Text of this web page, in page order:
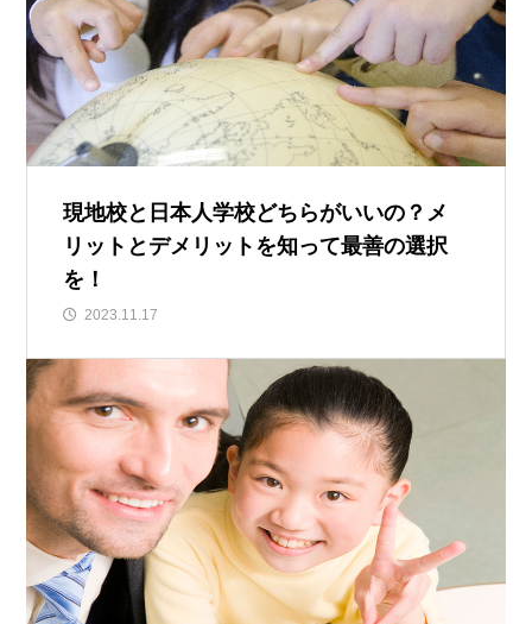
現地校と日本人学校どちらがいいの？メ
リットとデメリットを知って最善の選択
を！
2023.11.17